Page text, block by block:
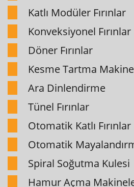
Katlı Modüler Fırınlar
Konveksiyonel Fırınlar
Döner Fırınlar
Kesme Tartma
Ara Dinlendirme
Tünel Fırınlar
Otomatik Katlı Fırınlar
Otomatik
Spiral Soğutma Kulesi
Hamur Açma